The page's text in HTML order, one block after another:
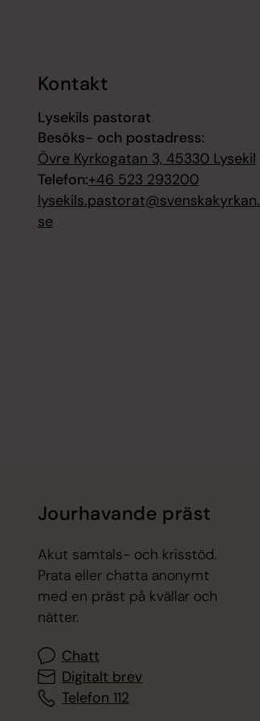
Kontakt
Lysekils pastorat
Besöks- och postadress:
Övre Kyrkogatan 3, 45330 Lysekil
Telefon:+46 523 293200
lysekils.pastorat@svenskakyrkan.
se
Jourhavande präst
Akut samtals- och krisstöd.
Prata eller chatta anonymt
med en präst på kvällar och
nätter.
Chatt
Digitalt brev
Telefon 112